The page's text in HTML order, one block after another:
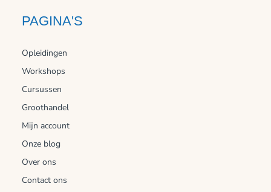
PAGINA'S
Opleidingen
Workshops
Cursussen
Groothandel
Mijn account
Onze blog
Over ons
Contact ons